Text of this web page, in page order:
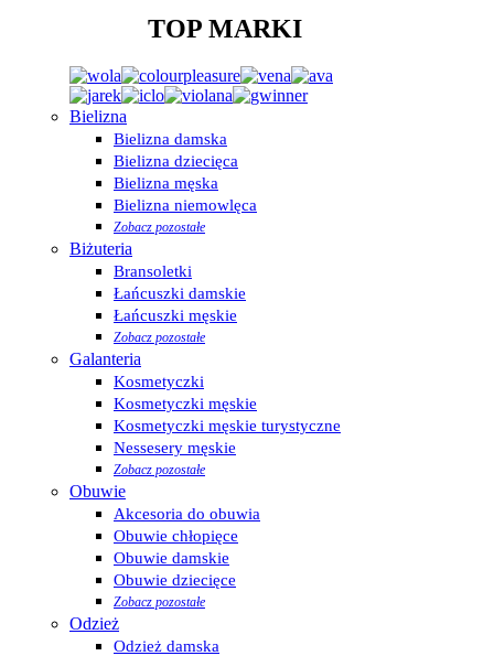
TOP MARKI
Bielizna
Bielizna damska
Bielizna dziecięca
Bielizna męska
Bielizna niemowlęca
Zobacz pozostałe
Biżuteria
Bransoletki
Łańcuszki damskie
Łańcuszki męskie
Zobacz pozostałe
Galanteria
Kosmetyczki
Kosmetyczki męskie
Kosmetyczki męskie turystyczne
Nessesery męskie
Zobacz pozostałe
Obuwie
Akcesoria do obuwia
Obuwie chłopięce
Obuwie damskie
Obuwie dziecięce
Zobacz pozostałe
Odzież
Odzież damska